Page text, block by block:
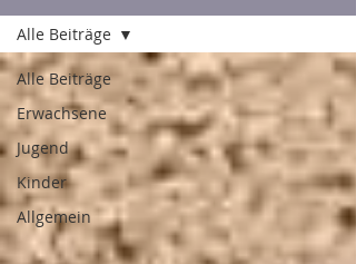
Alle Beiträge
Erwachsene
Jugend
Kinder
Allgemein
Alle Beiträge